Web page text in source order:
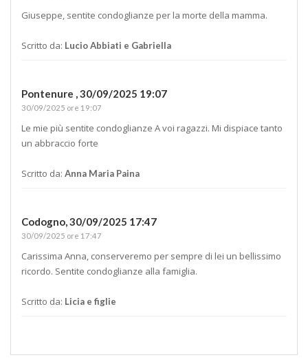
Giuseppe, sentite condoglianze per la morte della mamma.
Scritto da: Lucio Abbiati e Gabriella
Pontenure ,30/09/2025 19:07
30/09/2025 ore 19:07
Le mie più sentite condoglianze A voi ragazzi. Mi dispiace tanto
un abbraccio forte
Scritto da: Anna Maria Paina
Codogno,30/09/2025 17:47
30/09/2025 ore 17:47
Carissima Anna, conserveremo per sempre di lei un bellissimo
ricordo. Sentite condoglianze alla famiglia.
Scritto da: Licia e figlie